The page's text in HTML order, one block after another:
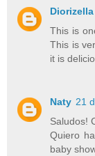
This is
This is
it is
Naty 21
Saludos!
Quiero
baby